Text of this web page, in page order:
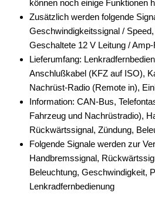
können noch einige Funktionen
Zusätzlich werden folgende
Geschwindigkeitssignal /
Geschaltete 12 V Leitung /
Lieferumfang:
Anschlußkabel (KFZ auf ISO),
Nachrüst-Radio (Remote in),
Information: CAN-Bus,
Fahrzeug und Nachrüstradio),
Rückwärtssignal, Zündung,
Folgende Signale werden zur
Handbremssignal,
Beleuchtung, Geschwindigkeit,
Lenkradfernbedienung